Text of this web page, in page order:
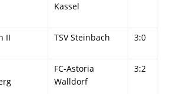
Kassel
II TSV Steinbach 3:0
FC-Astoria
Walldorf
3:2